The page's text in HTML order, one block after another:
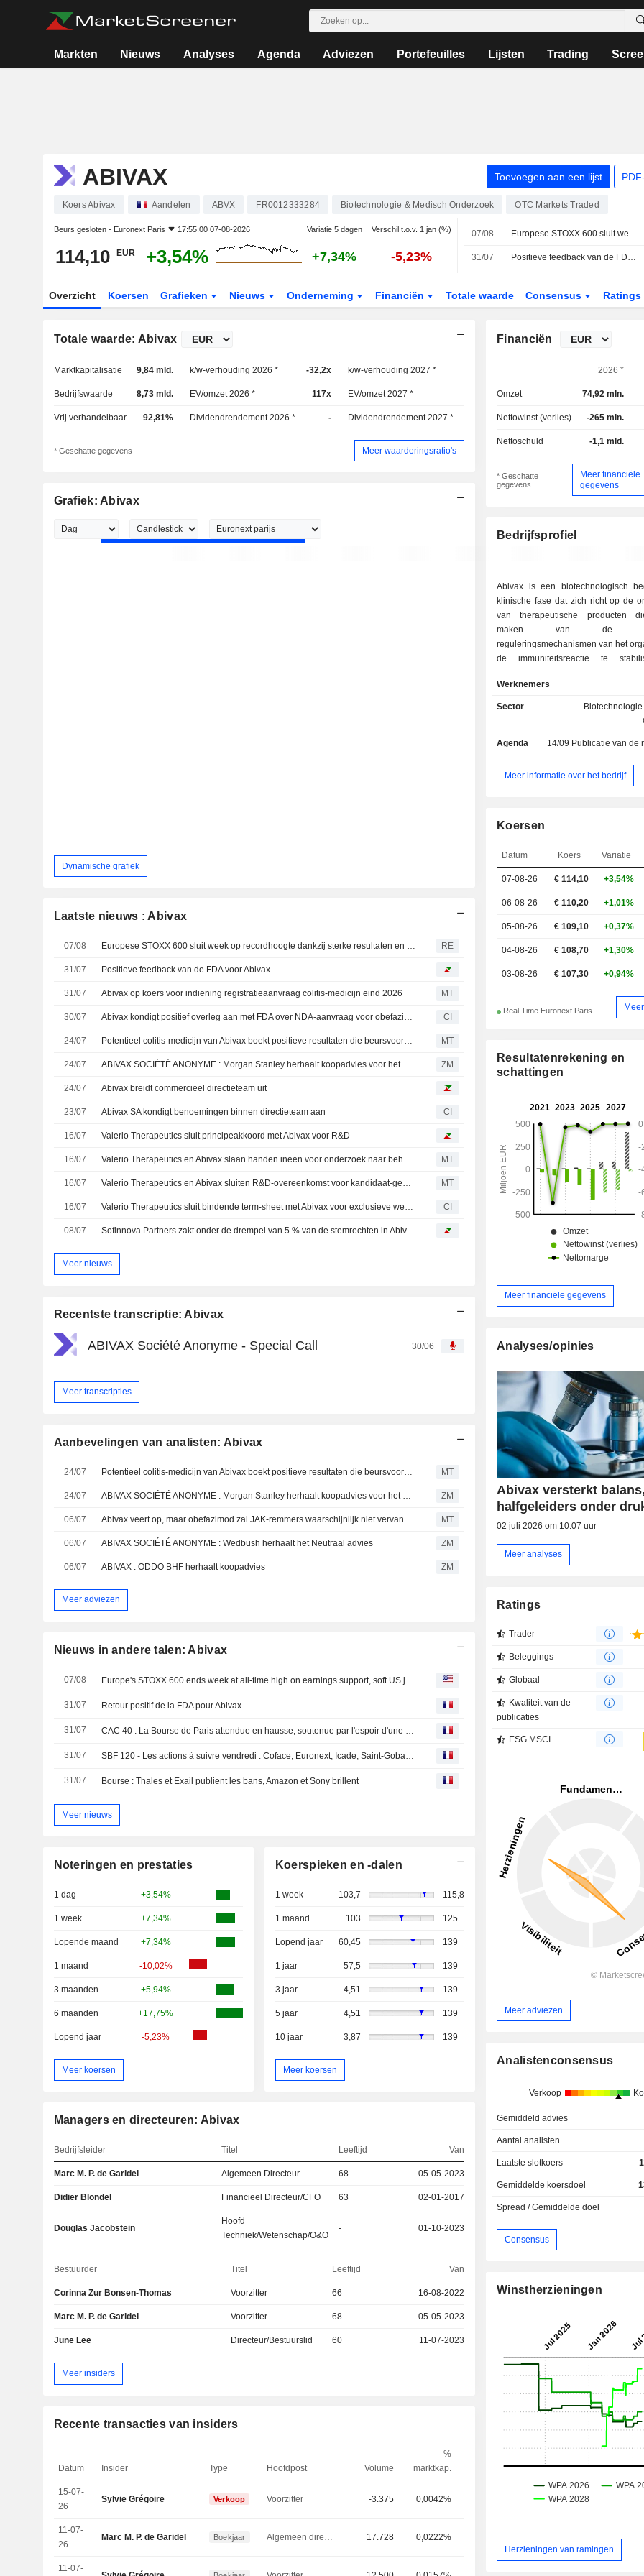
Markten Nieuws Analyses Agenda Adviezen Portefeuilles Lijsten Trading
ABIVAX Toevoegen aan een lijst
Koers Abivax Aandelen ABVX FR0012333284 Biotechnologie & Medisch Onderzoek OTC Markets Traded
Beurs gesloten - Euronext Paris 17:55:00 07-08-2026 Variatie 5 dagen Verschil t.o.v. 1 jan (%)
114,10 EUR +3,54% +7,34% -5,23%
07/08 Europese STOXX 600 sluit week op recordhoogte dankzij sterke resultaten en zwakke Amerikaanse banencijfers
31/07 Positieve feedback van de FDA voor Abivax
Overzicht Koersen Grafieken Nieuws Onderneming Financiën Totale waarde Consensus Ratings
Totale waarde: Abivax
Marktkapitalisatie 9,84 mld. k/w-verhouding 2026 * -32,2x k/w-verhouding 2027 *
Bedrijfswaarde 8,73 mld. EV/omzet 2026 * 117x EV/omzet 2027 *
Vrij verhandelbaar 92,81% Dividendrendement 2026 * - Dividendrendement 2027 *
* Geschatte gegevens Meer waarderingsratio's
Grafiek: Abivax
Dynamische grafiek
Laatste nieuws : Abivax
07/08 Europese STOXX 600 sluit week op recordhoogte dankzij sterke resultaten en zwakke Amerikaanse banencijfers RE
31/07 Positieve feedback van de FDA voor Abivax
31/07 Abivax op koers voor indiening registratieaanvraag colitis-medicijn eind 2026 MT
30/07 Abivax kondigt positief overleg aan met FDA over NDA-aanvraag voor obefazimod CI
24/07 Potentieel colitis-medicijn van Abivax boekt positieve resultaten die beursvooruitzichten versterken, aldus Morgan Stanley MT
24/07 ABIVAX SOCIÉTÉ ANONYME : Morgan Stanley herhaalt koopadvies voor het aandeel ZM
24/07 Abivax breidt commercieel directieteam uit
23/07 Abivax SA kondigt benoemingen binnen directieteam aan CI
16/07 Valerio Therapeutics sluit principeakkoord met Abivax voor R&D
16/07 Valerio Therapeutics en Abivax slaan handen ineen voor onderzoek naar behandelingen tegen ontstekingsziekten MT
16/07 Valerio Therapeutics en Abivax sluiten R&D-overeenkomst voor kandidaat-geneesmiddelen tegen ontstekingsziekten MT
16/07 Valerio Therapeutics sluit bindende term-sheet met Abivax voor exclusieve wereldwijde onderzoeks- en ontwikkelingssamenwerking en geeft update over pijplijn CI
08/07 Sofinnova Partners zakt onder de drempel van 5 % van de stemrechten in Abivax
Meer nieuws
Recentste transcriptie: Abivax
ABIVAX Société Anonyme - Special Call 30/06
Meer transcripties
Aanbevelingen van analisten: Abivax
24/07 MT
24/07 ZM
06/07 MT
06/07 ABIVAX SOCIÉTÉ ANONYME : Wedbush herhaalt het Neutraal advies ZM
06/07 ABIVAX : ODDO BHF herhaalt koopadvies ZM
Meer adviezen
Nieuws in andere talen: Abivax
07/08 Europe's STOXX 600 ends week at all-time high on earnings support, soft US jobs data
31/07 Retour positif de la FDA pour Abivax
31/07 CAC 40 : La Bourse de Paris attendue en hausse, soutenue par l'espoir d'une détente au Moyen-Orient
31/07 SBF 120 - Les actions à suivre vendredi : Coface, Euronext, Icade, Saint-Gobain, TP, Viridien, Vusion, Worldline, Orange, Engie, Forvia, Crédit Agricole SA
31/07 Bourse : Thales et Exail publient les bans, Amazon et Sony brillent
Meer nieuws
Noteringen en prestaties
1 dag +3,54%
1 week +7,34%
Lopende maand +7,34%
1 maand -10,02%
3 maanden +5,94%
6 maanden +17,75%
Lopend jaar -5,23%
Meer koersen
Koerspieken en -dalen
1 week 103,7 115,8
1 maand 103 125
Lopend jaar 60,45 139
1 jaar 57,5 139
3 jaar 4,51 139
5 jaar 4,51 139
10 jaar 3,87 139
Meer koersen
Managers en directeuren: Abivax
Bedrijfsleider Titel Leeftijd Van
Marc M. P. de Garidel Algemeen Directeur 68 05-05-2023
Didier Blondel Financieel Directeur/CFO 63 02-01-2017
Douglas Jacobstein
Hoofd
Techniek/Wetenschap/O&O
- 01-10-2023
Bestuurder Titel Leeftijd Van
Corinna Zur Bonsen-Thomas Voorzitter 66 16-08-2022
Marc M. P. de Garidel Voorzitter 68 05-05-2023
June Lee Directeur/Bestuurslid 60 11-07-2023
Meer insiders
Recente transacties van insiders
Datum Insider Type Hoofdpost Volume
%
marktkap.
15-07-
26
Sylvie Grégoire Verkoop Voorzitter -3.375 0,0042%
11-07-
26
Marc M. P. de Garidel Boekjaar 17.728 0,0222%
11-07-
Financiën
2026 *
Omzet 74,92 mln.
Nettowinst (verlies) -265 mln.
Nettoschuld -1,1 mld.
* Geschatte
gegevens
Meer financiële
gegevens
Bedrijfsprofiel
Abivax is een biotechnologisch
klinische fase dat zich richt op de
van therapeutische producten
maken van de
reguleringsmechanismen van het
de immuniteitsreactie te
ontstekingsziekten. Abivax is gevestigd in
Frankrijk en de Verenigde
belangrijkste kandidaat-
de klinische proeven voor de
haemorrhagica.
Werknemers
Sector
Agenda 14/09 Publicatie van de
Meer informatie over het bedrijf
Koersen
Datum Koers Variatie
07-08-26 € 114,10 +3,54%
06-08-26 € 110,20 +1,01%
05-08-26 € 109,10 +0,37%
04-08-26 € 108,70 +1,30%
03-08-26 € 107,30 +0,94%
Real Time Euronext Paris
Resultatenrekening en
schattingen
Meer financiële gegevens
Analyses/opinies
Abivax versterkt balans,
halfgeleiders onder
02 juli 2026 om 10:07 uur
Meer analyses
Ratings
Trader
Beleggings
Globaal
Kwaliteit van de
publicaties
ESG MSCI
Meer adviezen
Analistenconsensus
Verkoop
Gemiddeld advies
Aantal analisten
Laatste slotkoers
Gemiddelde koersdoel
Spread / Gemiddelde doel
Consensus
Winstherzieningen
Herzieningen van ramingen